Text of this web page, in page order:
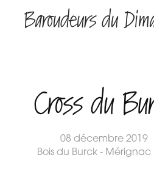
Baroudeurs du
Cross du
08 décembre 2019
Bois du Burck - Mérignac